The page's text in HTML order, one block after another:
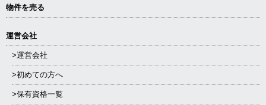
物件を売る
運営会社
>運営会社
>初めての方へ
>保有資格一覧